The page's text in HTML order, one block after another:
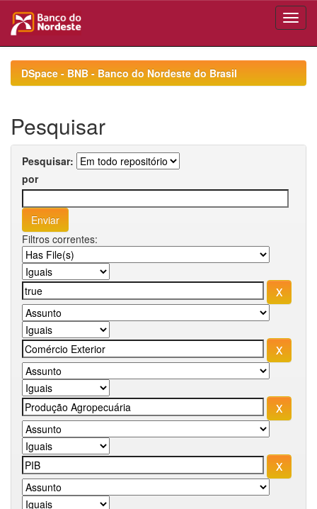
navigationDSpace - BNB - Banco do Nordeste do Brasil
Pesquisar
Pesquisar:
por
Filtros correntes: